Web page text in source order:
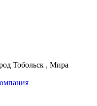
Тобольск , Мира